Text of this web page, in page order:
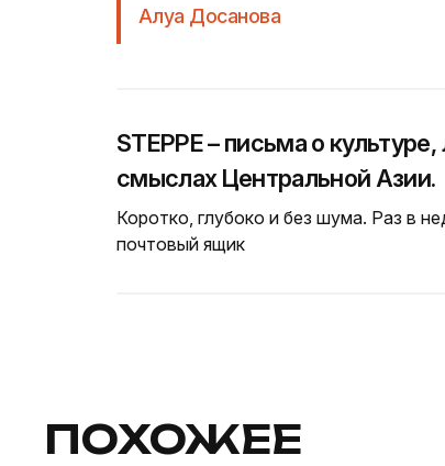
Алуа Досанова
STEPPE – письма о
смыслах Центральной Азии.
Коротко, глубоко и без шума. Раз в
почтовый ящик
ПОХОЖЕЕ